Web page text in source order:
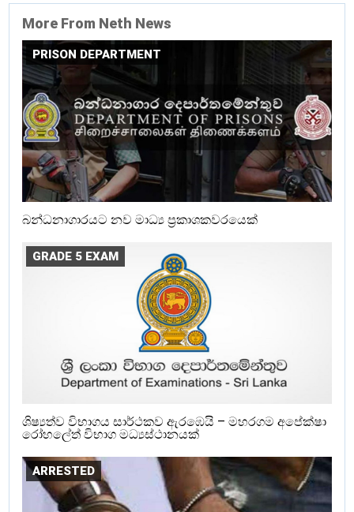
More From Neth News
PRISON DEPARTMENT
බන්ධනාගාරයට නව මාධ්‍ය ප්‍රකාශකවරයෙක්
GRADE 5 EXAM
ශිෂ්‍යත්ව විභාගය සාර්ථකව ඇරඹෙයි – මහරගම අපේක්ෂා
රෝහලේත් විභාග මධ්‍යස්ථානයක්
ARRESTED